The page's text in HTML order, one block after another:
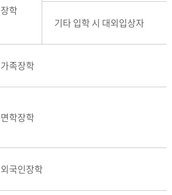
장학
기타 입학 시 대외입상자
가족장학
면학장학
외국인장학